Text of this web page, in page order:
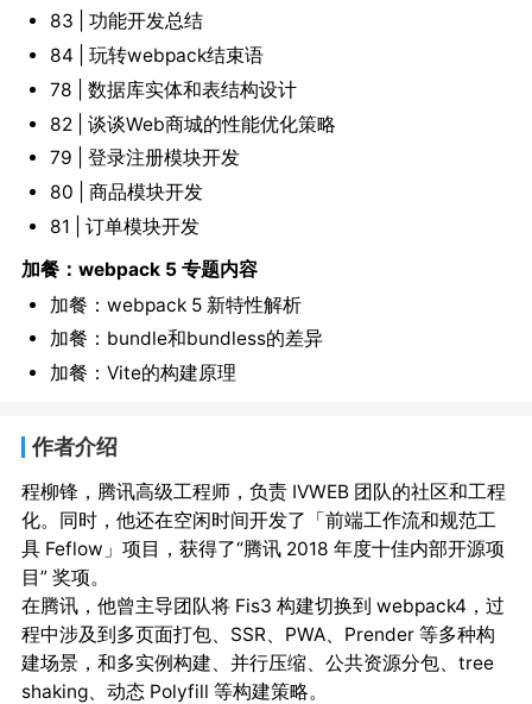
83 | 功能开发总结
84 | 玩转webpack结束语
78 | 数据库实体和表结构设计
82 | 谈谈Web商城的性能优化策略
79 | 登录注册模块开发
80 | 商品模块开发
81 | 订单模块开发
加餐：webpack 5 专题内容
加餐：webpack 5 新特性解析
加餐：bundle和bundless的差异
加餐：Vite的构建原理
作者介绍
程柳锋，腾讯高级工程师，负责 IVWEB 团队的社区和工程
化。同时，他还在空闲时间开发了「前端工作流和规范工
具 Feflow」项目，获得了“腾讯 2018 年度十佳内部开源项
目” 奖项。
在腾讯，他曾主导团队将 Fis3 构建切换到 webpack4，过
程中涉及到多页面打包、SSR、PWA、Prender 等多种构
建场景，和多实例构建、并行压缩、公共资源分包、tree
shaking、动态 Polyfill 等构建策略。